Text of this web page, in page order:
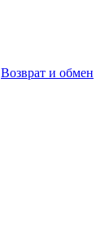
Возврат и обмен